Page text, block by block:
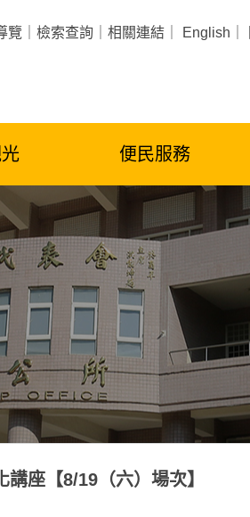
覽 檢索查詢 相關連結 English
便民服務
列印
座【8/19（六）場次】